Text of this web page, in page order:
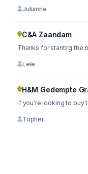
Julianne
C&A Zaandam
Thanks for stantirg the
Lele
H&M Gedempte
If you're looking to buy
Topher